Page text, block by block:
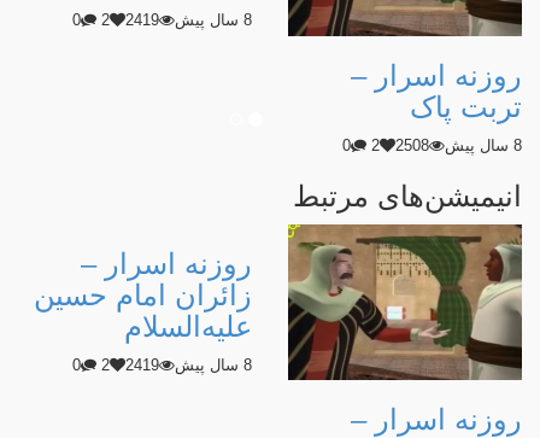
روزنه اسرار –
تربت پاک
8 سال پیش 2508
2
0
8 سال پیش 2419
2
0
انیمیشن‌های مرتبط
روزنه اسرار –
روزنه اسرار –
زائران امام حسین
علیه‌السلام
8 سال پیش 2419
2
0